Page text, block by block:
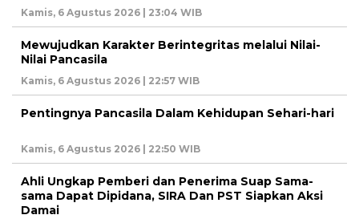
Kamis, 6 Agustus 2026 | 23:04 WIB
Mewujudkan Karakter Berintegritas melalui Nilai-
Nilai Pancasila
Kamis, 6 Agustus 2026 | 22:57 WIB
Pentingnya Pancasila Dalam Kehidupan Sehari-hari
Kamis, 6 Agustus 2026 | 22:50 WIB
Ahli Ungkap Pemberi dan Penerima Suap Sama-
sama Dapat Dipidana, SIRA Dan PST Siapkan Aksi
Damai